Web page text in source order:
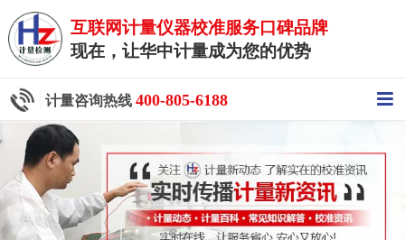
互联网计量仪器校准服务口碑品牌
现在，让华中计量成为您的优势
计量咨询热线 400-805-6188